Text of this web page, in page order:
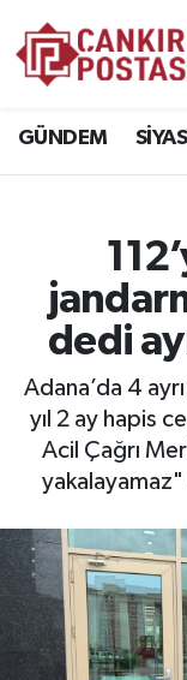
GÜNDEM
dedi
Adana’da 4
yıl 2 ay hapis
Acil Çağrı
yakalayamaz"
EKONOMİ
SAĞLIK
SPOR
EĞİTİM
ÇEVRE
İLÇELER
Trafik
Süper Lig
Tüm
Son Dakika